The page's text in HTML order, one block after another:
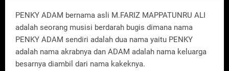
PENKY ADAM bernama asli M.FARIZ MAPPATUNRU ALI
adalah seorang musisi berdarah bugis dimana nama
PENKY ADAM sendiri adalah dua nama yaitu PENKY
adalah nama akrabnya dan ADAM adalah nama keluarga
besarnya diambil dari nama kakeknya.